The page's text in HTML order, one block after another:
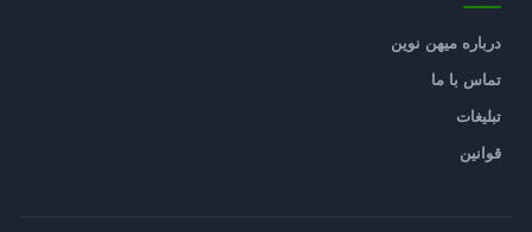
درباره میهن نوین
تماس با ما
تبلیغات
قوانین